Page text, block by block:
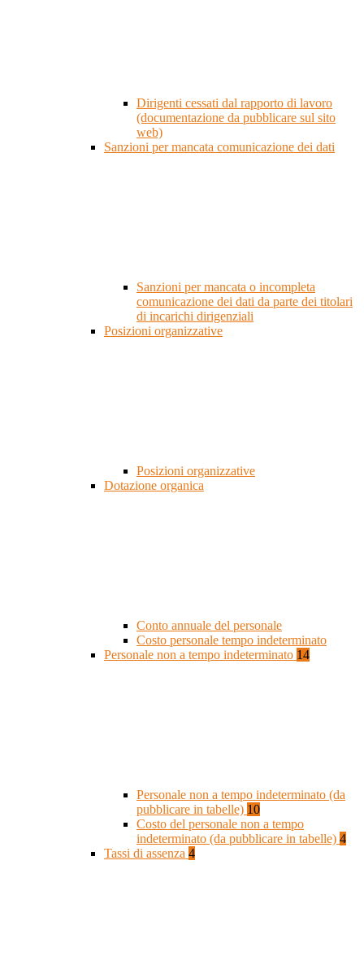
Dirigenti cessati dal rapporto di lavoro
(documentazione da pubblicare sul sito
web)
Sanzioni per mancata comunicazione dei dati
Sanzioni per mancata o incompleta
comunicazione dei dati da parte dei titolari
di incarichi dirigenziali
Posizioni organizzative
Posizioni organizzative
Dotazione organica
Conto annuale del personale
Costo personale tempo indeterminato
Personale non a tempo indeterminato 14
Personale non a tempo indeterminato (da
pubblicare in tabelle) 10
Costo del personale non a tempo
indeterminato (da pubblicare in tabelle) 4
Tassi di assenza 4